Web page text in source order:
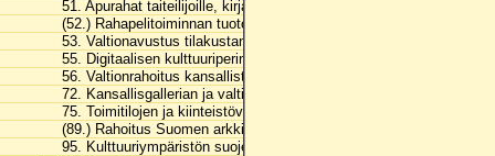
51. Apurahat taiteilijoille, kirjailijoille ja kääntäjille
(52.) Rahapelitoiminnan tuotot taiteen edistämiseen
53. Valtionavustus tilakustannuksiin
55. Digitaalisen kulttuuriperinnön saatavuus ja säilyttäminen
56. Valtionrahoitus kansallisten taidelaitosten toimintaan
72. Kansallisgallerian ja valtion taideteostoimikunnan kokoelmien
75. Toimitilojen ja kiinteistövarallisuuden perusparannukset ja
(89.) Rahoitus Suomen arkkitehtuuri- ja designmuseosäätiölle ja
95. Kulttuuriympäristön suojelusta aiheutuvat menot